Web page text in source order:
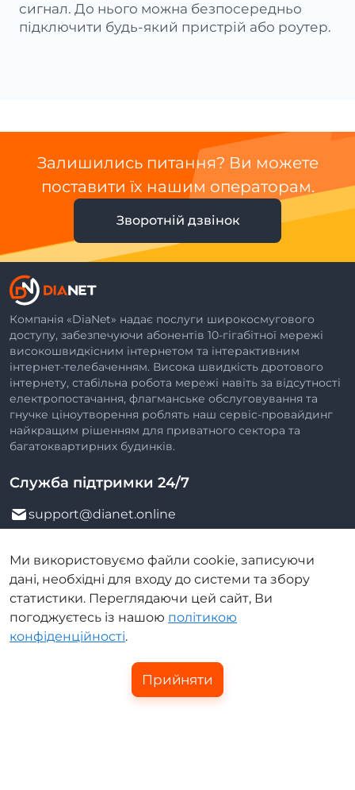
сигнал. До нього можна безпосередньо
підключити будь-який пристрій або роутер.
Залишились питання? Ви можете
поставити їх нашим операторам.
Зворотній дзвінок
Компанія «DiaNet» надає послуги широкосмугового
доступу, забезпечуючи абонентів 10-гігабітної мережі
високошвидкісним інтернетом та інтерактивним
інтернет-телебаченням. Висока швидкість дротового
інтернету, стабільна робота мережі навіть за відсутності
електропостачання, флагманське обслуговування та
гнучке ціноутворення роблять наш сервіс-провайдинг
найкращим рішенням для приватного сектора та
багатоквартирних будинків.
Служба підтримки 24/7
support@dianet.online
Чат-підтримка
050 707 4114 068 707 4114
073 707 4114
Ми використовуємо файли cookie, записуючи
дані, необхідні для входу до системи та збору
статистики. Переглядаючи цей сайт, Ви
погоджуєтесь із нашою політикою
конфіденційності.
Прийняти